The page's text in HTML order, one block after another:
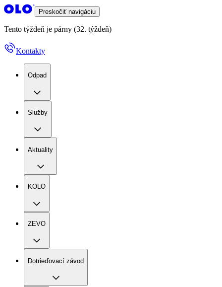
Preskočiť navigáciu
Tento týždeň je párny (32. týždeň)
Kontakty
Odpad
Služby
Aktuality
KOLO
ZEVO
Dotrieďovací závod